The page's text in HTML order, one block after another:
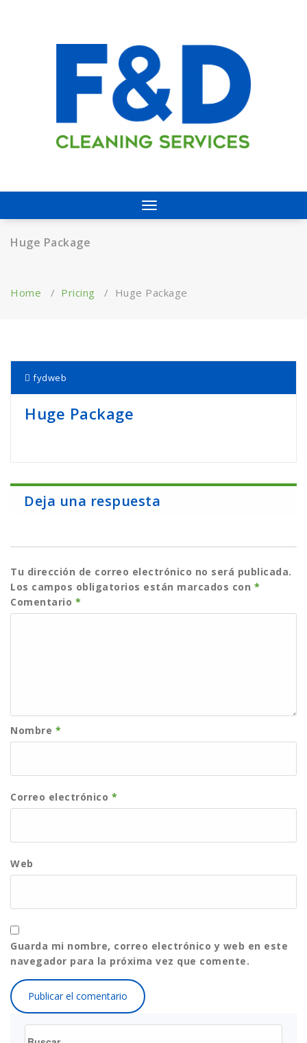
Toggle
navigation
Huge Package
Home / Pricing / Huge Package
fydweb
Huge Package
Deja una respuesta
Tu dirección de correo electrónico no será publicada.
Los campos obligatorios están marcados con *
Comentario *
Nombre *
Correo electrónico *
Web
Guarda mi nombre, correo electrónico y web en este
navegador para la próxima vez que comente.
Buscar: